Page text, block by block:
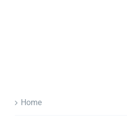
Home